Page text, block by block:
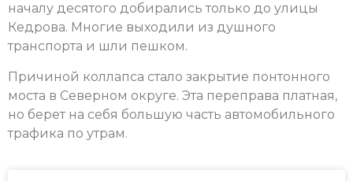
началу десятого добирались только до улицы
Кедрова. Многие выходили из душного
транспорта и шли пешком.
Причиной коллапса стало закрытие понтонного
моста в Северном округе. Эта переправа платная,
но берет на себя большую часть автомобильного
трафика по утрам.